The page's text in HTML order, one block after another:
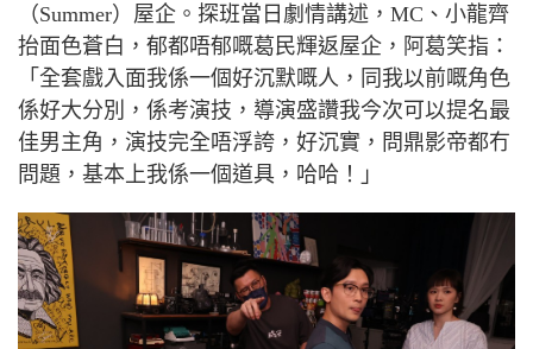
（Summer）屋企。探班當日劇情講述， MC 、小龍齊
抬面色蒼白，郁都唔郁嘅葛民輝返屋企，阿葛笑指：
「全套戲入面我係一個好沉默嘅人，同我以前嘅角色
係好大分別，係考演技，導演盛讚我今次可以提名最
佳男主角，演技完全唔浮誇，好沉實，問鼎影帝都冇
問題，基本上我係一個道具，哈哈！」